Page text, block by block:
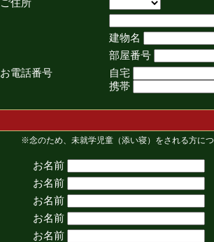
ご住所
建物名
部屋番号
お電話番号
自宅
携帯
※念のため、未就学児童（添い寝）をされる方に
お名前
お名前
お名前
お名前
お名前